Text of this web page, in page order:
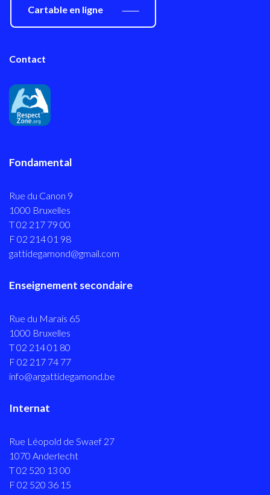
Cartable en ligne
Contact
Fondamental
Rue du Canon 9
1000 Bruxelles
T 02 217 79 00
F 02 214 01 98
gattidegamond@gmail.com
Enseignement secondaire
Rue du Marais 65
1000 Bruxelles
T 02 214 01 80
F 02 217 74 77
info@argattidegamond.be
Internat
Rue Léopold de Swaef 27
1070 Anderlecht
T 02 520 13 00
F 02 520 36 15